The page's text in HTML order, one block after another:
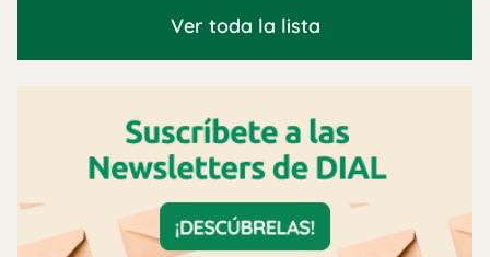
Ver toda la lista